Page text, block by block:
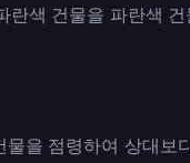
란색 건물을 파란색
을 점령하여 상대보